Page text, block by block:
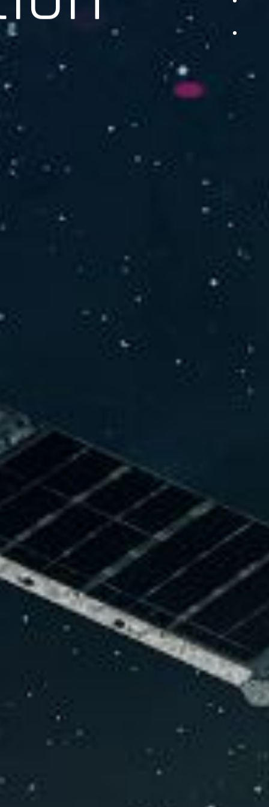
をご提供します